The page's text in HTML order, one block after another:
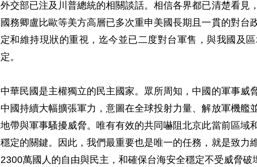
外交部已注及川普總統的相關談話。相信各界都已清楚看見
國務卿盧比歐等美方高層已多次重申美國長期且一貫的對台
定和維持現狀的重視，迄今並已二度對台軍售，與我國及
定。
中華民國是主權獨立的民主國家。眾所周知，中國的軍事威
中國持續大幅擴張軍力，意圖在全球投射力量、解放軍機艦
地帶與軍事騷擾威脅。唯有有效的共同嚇阻北京此當前區域
穩定的關鍵。因此，我們最重要也是唯一的任務，就是致力
2300萬國人的自由與民主，和確保台海安全穩定不受威脅破